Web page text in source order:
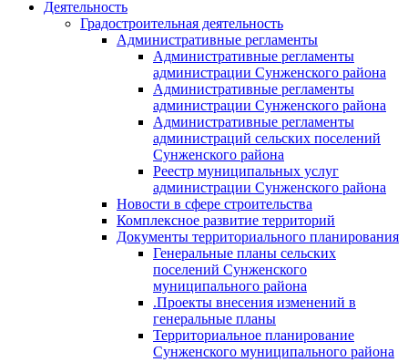
Деятельность
Градостроительная деятельность
Административные регламенты
Административные регламенты
администрации Сунженского района
Административные регламенты
администрации Сунженского района
Административные регламенты
администраций сельских поселений
Сунженского района
Реестр муниципальных услуг
администрации Сунженского района
Новости в сфере строительства
Комплексное развитие территорий
Документы территориального планирования
Генеральные планы сельских
поселений Сунженского
муниципального района
.Проекты внесения изменений в
генеральные планы
Территориальное планирование
Сунженского муниципального района